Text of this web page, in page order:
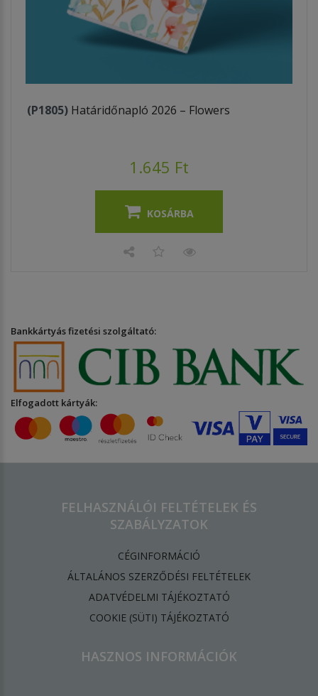
(P1805) Határidőnapló 2026 – Flowers
1.645 Ft
KOSÁRBA
Bankkártyás fizetési szolgáltató:
Elfogadott kártyák:
FELHASZNÁLÓI FELTÉTELEK ÉS
SZABÁLYZATOK
CÉGINFORMÁCIÓ
ÁLTALÁNOS SZERZŐDÉSI FELTÉTELEK
ADATVÉDELMI TÁJÉKOZTATÓ
​COOKIE (SÜTI) TÁJÉKOZTATÓ
HASZNOS INFORMÁCIÓK